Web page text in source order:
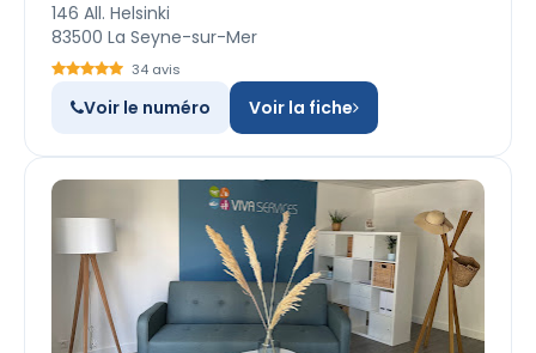
146 All. Helsinki
83500 La Seyne-sur-Mer
34 avis
Voir le numéro Voir la fiche